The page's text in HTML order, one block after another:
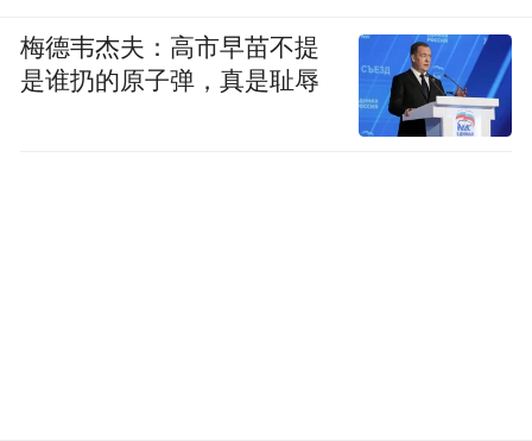
梅德韦杰夫：高市早苗不提
是谁扔的原子弹，真是耻辱